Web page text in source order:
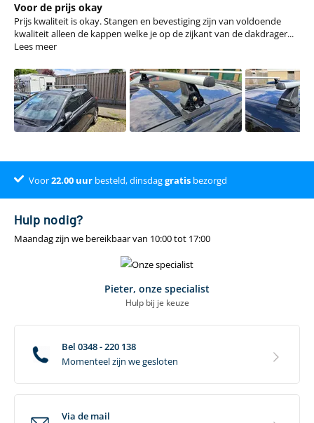
Voor de prijs okay
Prijs kwaliteit is okay. Stangen en bevestiging zijn van voldoende
kwaliteit alleen de kappen welke je op de zijkant van de dakdrager...
Lees meer
Voor22.00uurbesteld, dinsdaggratisbezorgd
Dé online specialist
Klantenbeoordeling 9.4
Hulp nodig?
Maandag zijn we bereikbaar van 10:00 tot 17:00
Pieter, onze specialist
Hulp bij je keuze
Bel 0348 - 220 138
Momenteel zijn we gesloten
Via de mail